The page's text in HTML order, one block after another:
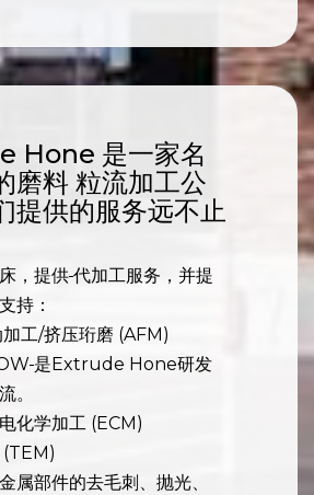
Hone 是一家名
磨料 粒流加工公
提供的服务远不止
，提供
持：
工/挤压珩磨 (AFM)
。
化学加工 (ECM)
(TEM)